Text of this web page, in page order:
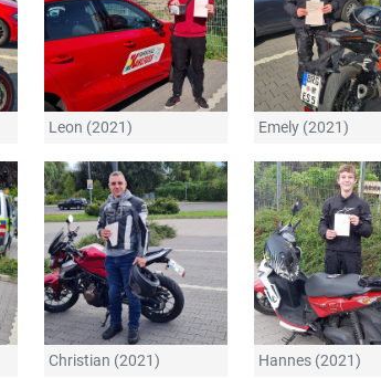
Leon (2021) Emely (2021)
Christian (2021) Hannes (2021)